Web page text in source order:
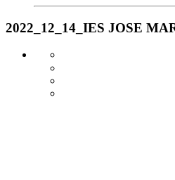
2022_12_14_IES JOSE